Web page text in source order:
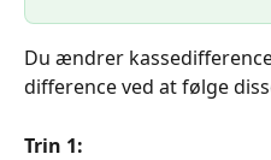
Du ændrer
difference ved at følge
Trin 1: